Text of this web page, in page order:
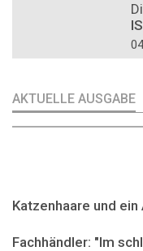
AKTUELLE AUSGABE
Katzenhaare und
Fachhändler: "Im